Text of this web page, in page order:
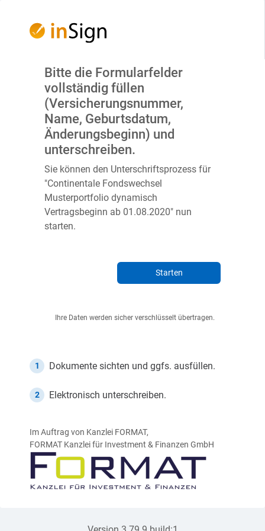
1 Dokumente sichten und ggfs. ausfüllen.
2 Elektronisch unterschreiben.
Im Auftrag von Kanzlei FORMAT,
FORMAT Kanzlei für Investment & Finanzen GmbH
Bitte die Formularfelder
vollständig füllen
(Versicherungsnummer,
Name, Geburtsdatum,
Änderungsbeginn) und
unterschreiben.
Sie können den Unterschriftsprozess für
"Continentale Fondswechsel
Musterportfolio dynamisch
Vertragsbeginn ab 01.08.2020" nun
starten.
Starten
Ihre Daten werden sicher verschlüsselt übertragen.